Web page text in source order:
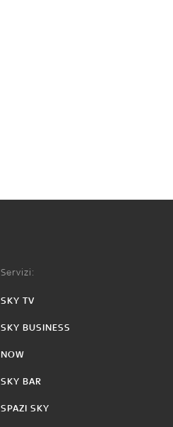
Servizi:
SKY TV
SKY BUSINESS
NOW
SKY BAR
SPAZI SKY